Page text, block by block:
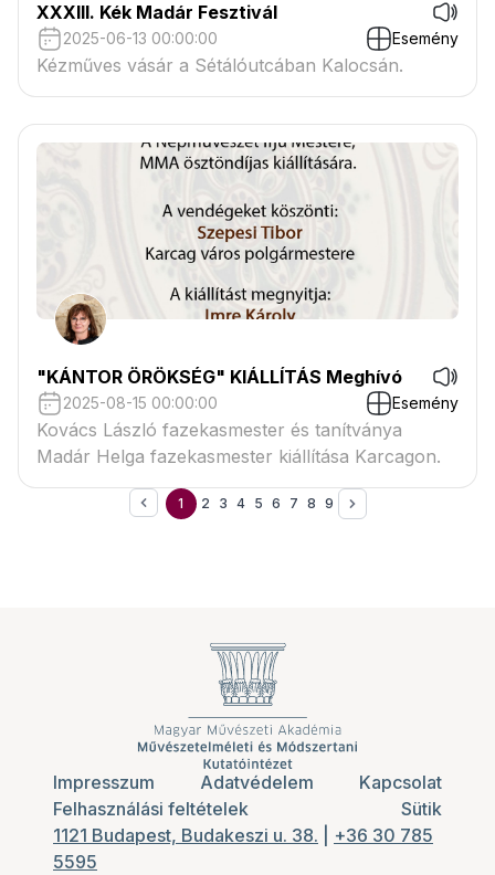
XXXIII. Kék Madár Fesztivál
2025-06-13 00:00:00 Esemény
Kézműves vásár a Sétálóutcában Kalocsán.
"KÁNTOR ÖRÖKSÉG" KIÁLLÍTÁS Meghívó
2025-08-15 00:00:00 Esemény
Kovács László fazekasmester és tanítványa
Madár Helga fazekasmester kiállítása Karcagon.
1 2 3 4 5 6 7 8 9
Impresszum Adatvédelem
Kapcsolat
Felhasználási feltételek
Sütik
1121 Budapest, Budakeszi u. 38.
+36 30 785
5595